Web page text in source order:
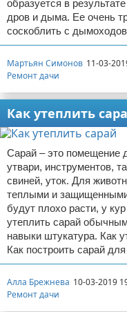
образуется в
дров и дыма. Ее очень
соскоблить с
Мартьян Симонов 11-03-
Ремонт дачи
Как утеплить
Сарай – это помещение
утвари, инструментов,
свиней, уток. Для
теплыми и защищенными
будут плохо расти, у
утеплить сарай
навыки штукатура. Как
Как построить сарай
Алла Брежнева 10-03-2019
Ремонт дачи